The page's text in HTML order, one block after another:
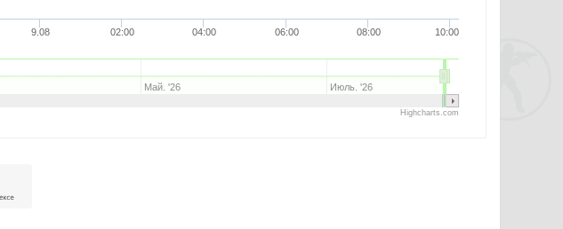
9.08 02:00 04:00 06:00 08:00 10:00
Май. '26 Июль. '26
Highcharts.com